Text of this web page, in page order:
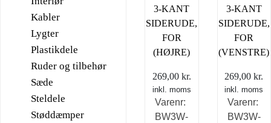
Kabler
Lygter
Plastikdele
Ruder og tilbehør
Sæde
Steldele
Støddæmper
3-KANT
SIDERUDE,
FOR
(HØJRE)
269,00 kr.
inkl. moms
Varenr:
BW3W-
3-KANT
SIDERUDE,
FOR
(VENSTRE)
269,00kr.
inkl. moms
Varenr:
BW3W-